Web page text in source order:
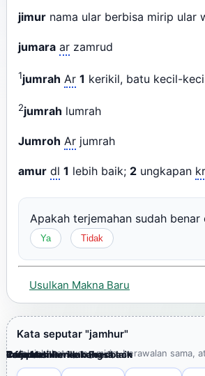
jimur nama ular berbisa mirip
jumara ar zamrud
1jumrah Ar 1 kerikil, batu kecil-
2jumrah lumrah
Jumroh Ar jumrah
amur dl 1 lebih baik; 2 ungkapan
Apakah terjemahan sudah
Ya Tidak
Usulkan Makna Baru
Cara Memberikan Feedback
Lampiran
Referensi Pendukung
Informasi
Terjemahkan ke bahasa lain
Kata seputar "jamhur"
Jelajahi kata yang mirip, berawalan sama,